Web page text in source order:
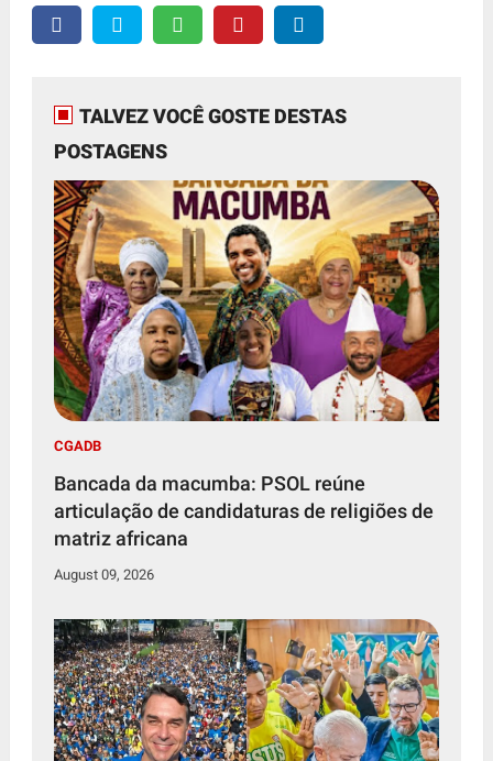
TALVEZ VOCÊ GOSTE DESTAS
POSTAGENS
CGADB
Bancada da macumba: PSOL reúne
articulação de candidaturas de religiões de
matriz africana
August 09, 2026